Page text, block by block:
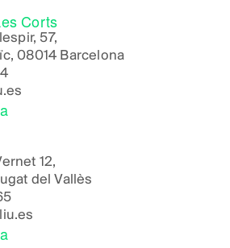
Corts
57,
08014 Barcelona
12,
del Vallès